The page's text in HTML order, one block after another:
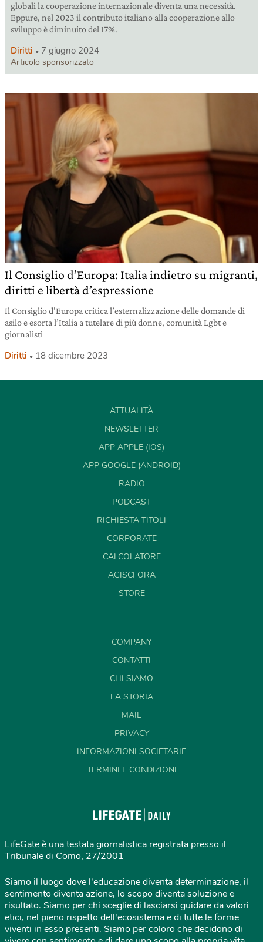
globali la cooperazione internazionale diventa una necessità.
Eppure, nel 2023 il contributo italiano alla cooperazione allo
sviluppo è diminuito del 17%.
Diritti 7 giugno 2024
Articolo sponsorizzato
Il Consiglio d’Europa: Italia indietro su migranti,
diritti e libertà d’espressione
Il Consiglio d’Europa critica l’esternalizzazione delle domande di
asilo e esorta l’Italia a tutelare di più donne, comunità Lgbt e
giornalisti
Diritti 18 dicembre 2023
ATTUALITÀ
NEWSLETTER
APP APPLE (IOS)
APP GOOGLE (ANDROID)
RADIO
PODCAST
RICHIESTA TITOLI
CORPORATE
CALCOLATORE
AGISCI ORA
STORE
COMPANY
CONTATTI
CHI SIAMO
LA STORIA
MAIL
PRIVACY
INFORMAZIONI SOCIETARIE
TERMINI E CONDIZIONI
LifeGate è una testata giornalistica registrata presso il
Tribunale di Como, 27/2001
Siamo il luogo dove l'educazione diventa determinazione, il
sentimento diventa azione, lo scopo diventa soluzione e
risultato. Siamo per chi sceglie di lasciarsi guidare da valori
etici, nel pieno rispetto dell'ecosistema e di tutte le forme
viventi in esso presenti. Siamo per coloro che decidono di